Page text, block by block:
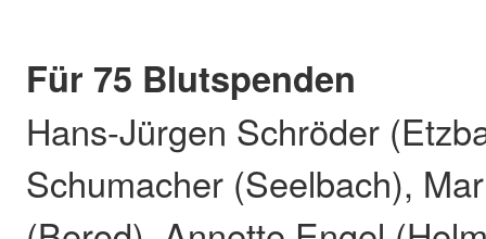
Für 75 Blutspenden
Hans-Jürgen Schröder
Schumacher (Seelbach),